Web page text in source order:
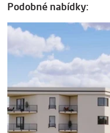
Podobné nabídky: